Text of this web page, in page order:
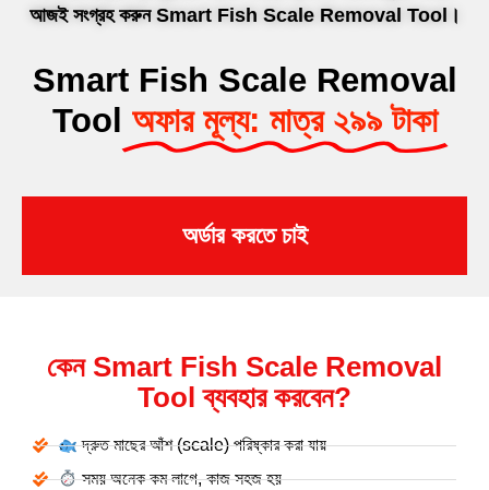
আজই সংগ্রহ করুন Smart Fish Scale Removal Tool।
Smart Fish Scale Removal
Tool অফার মূল্য: মাত্র ২৯৯ টাকা
অর্ডার করতে চাই
কেন Smart Fish Scale Removal
Tool ব্যবহার করবেন?
দ্রুত মাছের আঁশ (scale) পরিষ্কার করা যায়
সময় অনেক কম লাগে, কাজ সহজ হয়